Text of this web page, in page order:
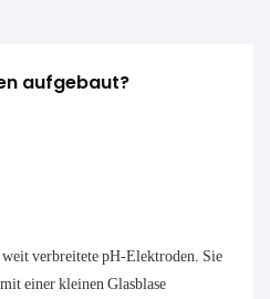
aufgebaut?
verbreitete pH-Elektroden. Sie
einer kleinen Glasblase